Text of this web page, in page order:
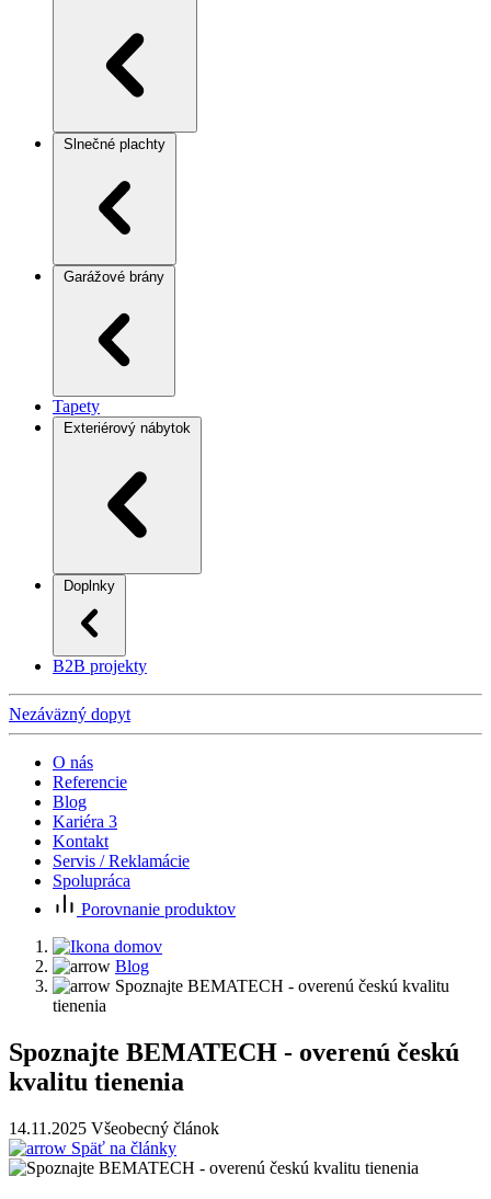
Slnečné plachty
Garážové brány
Tapety
Exteriérový nábytok
Doplnky
B2B projekty
Nezáväzný dopyt
O nás
Referencie
Blog
Kariéra 3
Kontakt
Servis / Reklamácie
Spolupráca
Porovnanie produktov
Blog
Spoznajte BEMATECH - overenú českú kvalitu
tienenia
Spoznajte BEMATECH - overenú českú
kvalitu tienenia
14.11.2025 Všeobecný článok
Späť na články